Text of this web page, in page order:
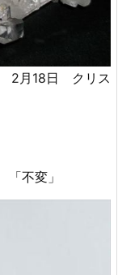
2月18日 クリス
不変」